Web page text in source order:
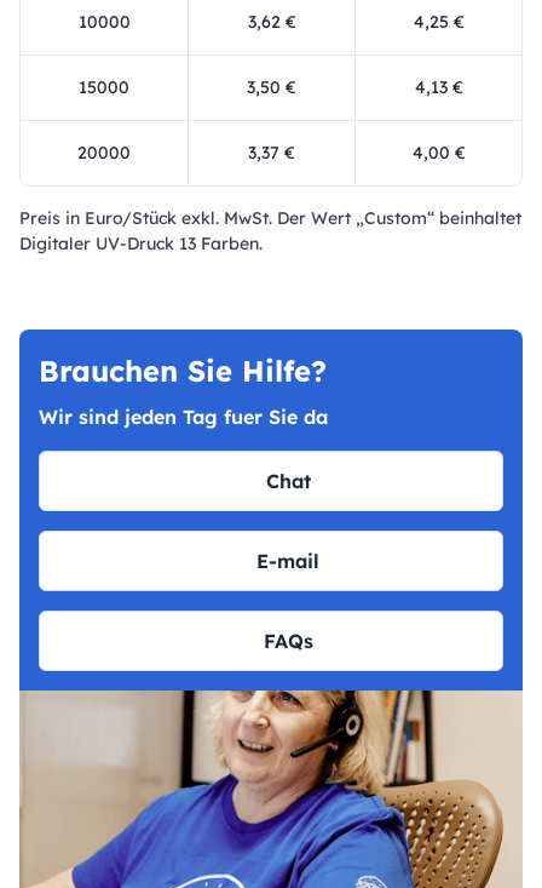
10000 3,62 € 4,25 €
15000 3,50 € 4,13 €
20000 3,37 € 4,00 €
Preis in Euro/Stück exkl. MwSt. Der Wert „Custom“ beinhaltet
Digitaler UV-Druck 13 Farben.
Brauchen Sie Hilfe?
Wir sind jeden Tag fuer Sie da
Chat
E-mail
FAQs